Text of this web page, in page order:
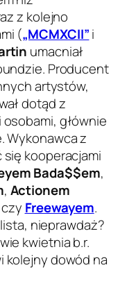
z kolejno
(„MCMXCII”i
umacniał
Producent
artystów,
dotąd z
głównie
Wykonawca z
kooperacjami
Bada$$em,
, Actionem
czy Freewayem.
nieprawdaż?
kwietnia b.r.
kolejny dowód na